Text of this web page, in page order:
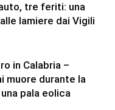
tre feriti: una
lamiere dai Vigili
in Calabria –
muore durante la
pala eolica